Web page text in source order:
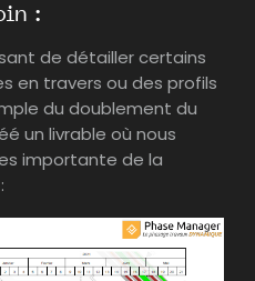
:
de détailler certains
en travers ou des profils
du doublement du
un livrable où nous
importante de la